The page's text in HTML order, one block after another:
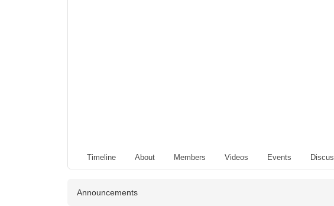
Timeline About Members Videos Events
Announcements